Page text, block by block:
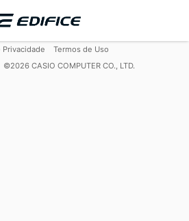
Privacidade
Termos de Uso
©2026 CASIO COMPUTER CO., LTD.